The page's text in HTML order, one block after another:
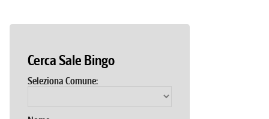
Cerca Sale Bingo
Seleziona Comune: